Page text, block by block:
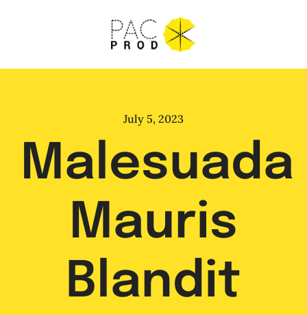
July 5, 2023
Malesuada
Mauris
Blandit